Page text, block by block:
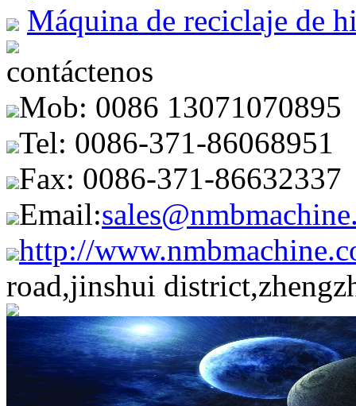
Máquina de reciclaje de
contáctenos
Mob: 0086 13071070895
Tel: 0086-371-86068951
Fax: 0086-371-86632337
Email:
http://
road,jinshui